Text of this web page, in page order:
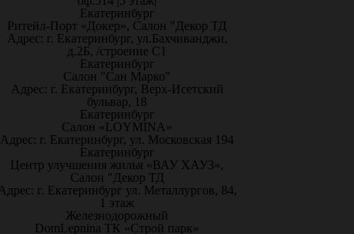
Екатеринбург
Ритейл-Порт «Докер», Салон "Декор ТД
Адрес: г. Екатеринбург, ул.Бахчиванджи,
д.2Б, /строение С1
Екатеринбург
Салон "Сан Марко"
Адрес: г. Екатеринбург, Верх-Исетский
бульвар, 18
Екатеринбург
Салон «LOYMINA»
Адрес: г. Екатеринбург, ул. Московская 194
Екатеринбург
Центр улучшения жилья «ВАУ ХАУЗ»,
Салон "Декор ТД
г. Екатеринбург ул. Металлургов, 84,
1 этаж
Железнодорожный
DomLepnina ТК «Строй парк»